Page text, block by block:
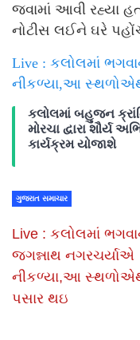
જવામાં આવી રહ્યા
નોટીસ લઈને ઘરે
Live : કલોલમાં
નીકળ્યા,આ
કલોલમાં બહુજન
મોરચા દ્વારા શૌર્ય
કાર્યક્રમ યોજાશે
ગુજરાત સમાચાર
Live : કલોલમાં
જગન્નાથ નગરચર્યાએ
નીકળ્યા,આ
પસાર થઇ